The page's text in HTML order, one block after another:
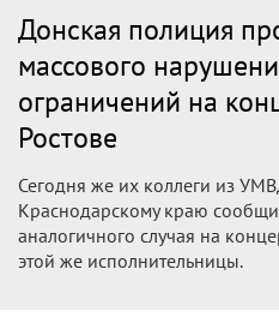
Донская полиция
массового
ограничений на
Ростове
Сегодня же их коллеги из
Краснодарскому краю
аналогичного случая на
этой же исполнительницы.